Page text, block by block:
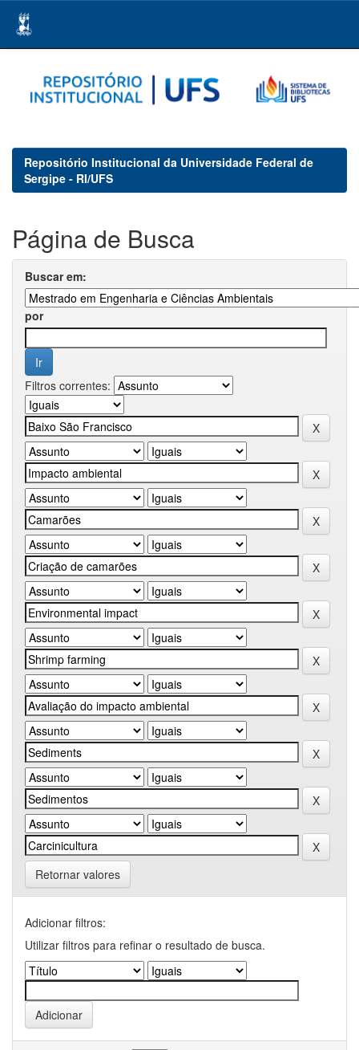
navigation
Repositório Institucional da Universidade Federal de
Sergipe - RI/UFS
Página de Busca
Buscar em:
por
Filtros correntes:
Retornar valores
Adicionar filtros:
Utilizar filtros para refinar o resultado de busca.